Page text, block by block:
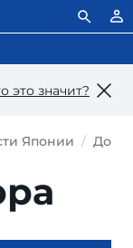
это значит?
Японии